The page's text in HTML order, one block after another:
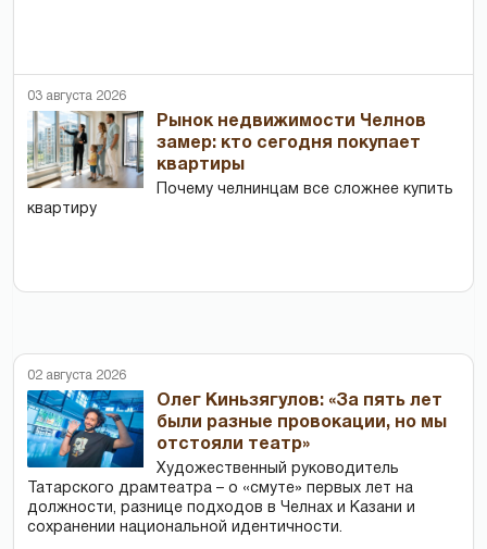
03 августа 2026
Рынок недвижимости Челнов
замер: кто сегодня покупает
квартиры
Почему челнинцам все сложнее купить
квартиру
02 августа 2026
Олег Киньзягулов: «За пять лет
были разные провокации, но мы
отстояли театр»
Художественный руководитель
Татарского драмтеатра – о «смуте» первых лет на
должности, разнице подходов в Челнах и Казани и
сохранении национальной идентичности.